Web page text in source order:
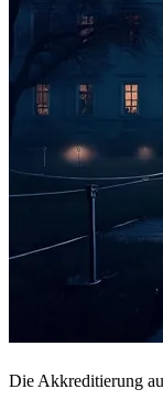
Die Akkreditierung